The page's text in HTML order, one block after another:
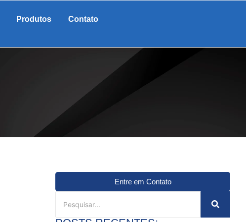
Produtos Contato
Entre em Contato